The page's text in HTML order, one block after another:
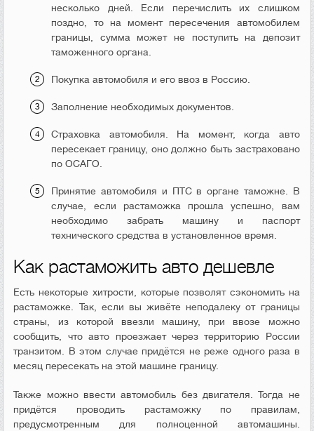
несколько дней. Если перечислить их слишком
поздно, то на момент пересечения автомобилем
границы, сумма может не поступить на депозит
таможенного органа.
Покупка автомобиля и его ввоз в Россию.
Заполнение необходимых документов.
Страховка автомобиля. На момент, когда авто
пересекает границу, оно должно быть застраховано
по ОСАГО.
Принятие автомобиля и ПТС в органе таможне. В
случае, если растаможка прошла успешно, вам
необходимо забрать машину и паспорт
технического средства в установленное время.
Как растаможить авто дешевле
Есть некоторые хитрости, которые позволят сэкономить на
растаможке. Так, если вы живёте неподалеку от границы
страны, из которой ввезли машину, при ввозе можно
сообщить, что авто проезжает через территорию России
транзитом. В этом случае придётся не реже одного раза в
месяц пересекать на этой машине границу.
Также можно ввести автомобиль без двигателя. Тогда не
придётся проводить растаможку по правилам,
предусмотренным для полноценной автомашины.